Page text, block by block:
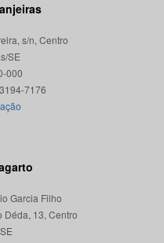
s/n, Centro
SE
000
Garcia Filho
Déda, 13, Centro